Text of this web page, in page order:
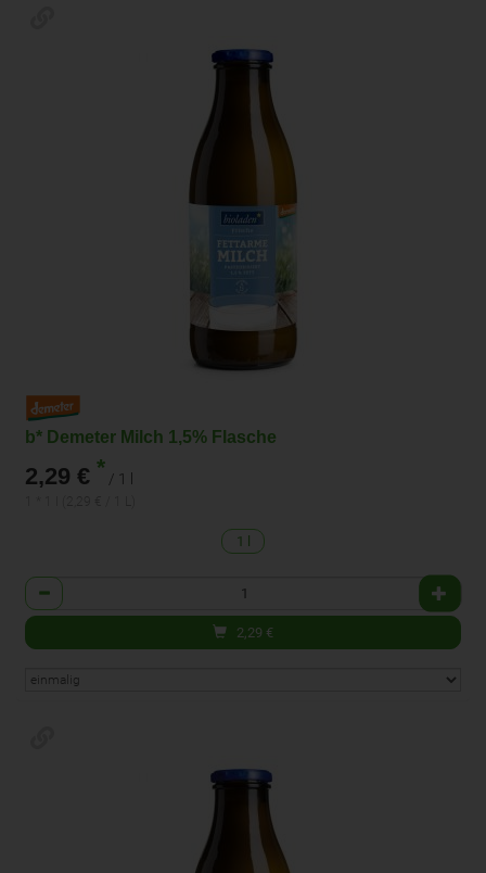
b* Demeter Milch 1,5% Flasche
2,29 € * / 1 l
1 l
Anzahl
2,29 €